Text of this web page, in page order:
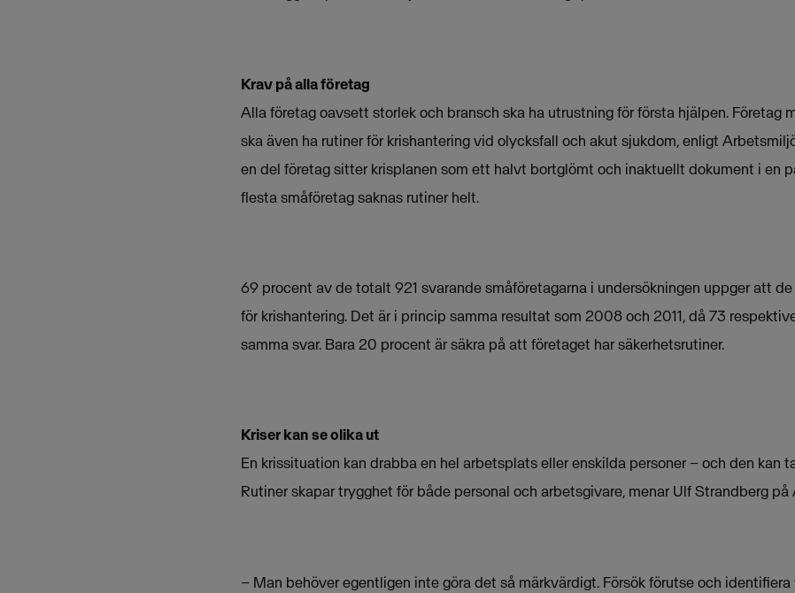
Krav på alla företag
Alla företag oavsett storlek och bransch ska ha utrustning för första hjälpen. Företag
ska även ha rutiner för krishantering vid olycksfall och akut sjukdom, enligt
en del företag sitter krisplanen som ett halvt bortglömt och inaktuellt dokument i en
flesta småföretag saknas rutiner helt.
69 procent av de totalt 921 svarande småföretagarna i undersökningen uppger att
för krishantering. Det är i princip samma resultat som 2008 och 2011, då 73
samma svar. Bara 20 procent är säkra på att företaget har säkerhetsrutiner.
Kriser kan se olika ut
En krissituation kan drabba en hel arbetsplats eller enskilda personer – och den kan
Rutiner skapar trygghet för både personal och arbetsgivare, menar Ulf Strandberg
– Man behöver egentligen inte göra det så märkvärdigt. Försök förutse och identifiera